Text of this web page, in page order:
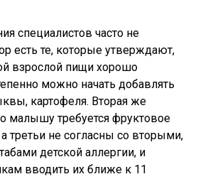
специалистов часто не
есть те, которые утверждают,
взрослой пищи хорошо
можно начать добавлять
картофеля. Вторая же
малышу требуется фруктовое
третьи не согласны со вторыми,
детской аллергии, и
вводить их ближе к 11